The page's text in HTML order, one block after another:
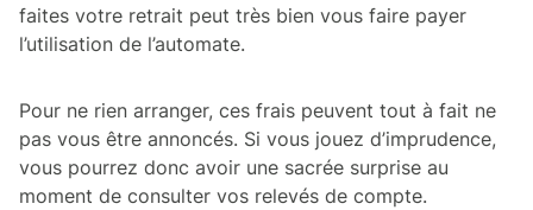
faites votre retrait peut très bien vous faire payer
l’utilisation de l’automate.
Pour ne rien arranger, ces frais peuvent tout à fait ne
pas vous être annoncés. Si vous jouez d’imprudence,
vous pourrez donc avoir une sacrée surprise au
moment de consulter vos relevés de compte.